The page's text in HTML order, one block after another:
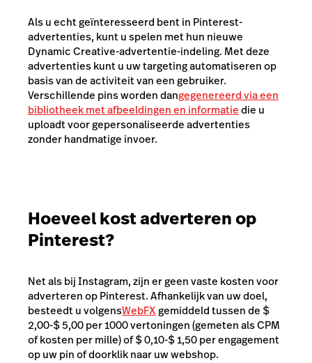
Als u echt geïnteresseerd bent in Pinterest-
advertenties, kunt u spelen met hun nieuwe
Dynamic Creative-advertentie-indeling. Met deze
advertenties kunt u uw targeting automatiseren op
basis van de activiteit van een gebruiker.
Verschillende pins worden dangegenereerd via een
bibliotheek met afbeeldingen en informatiedie u
uploadt voor gepersonaliseerde advertenties
zonder handmatige invoer.
Hoeveel kost adverteren op
Pinterest?
Net als bij Instagram, zijn er geen vaste kosten voor
adverteren op Pinterest. Afhankelijk van uw doel,
besteedt u volgensWebFXgemiddeld tussen de $
2,00-$ 5,00 per 1000 vertoningen (gemeten als CPM
of kosten per mille) of $ 0,10-$ 1,50 per engagement
op uw pin of doorklik naar uw webshop.